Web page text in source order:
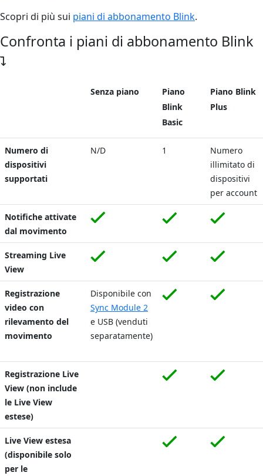
Scopri di più sui piani di abbonamento Blink.
Confronta i piani di abbonamento Blink
Senza piano
Piano
Blink
Basic
Piano Blink
Plus
Numero di
dispositivi
supportati
N/D 1
Numero
illimitato di
dispositivi
per account
Notifiche attivate
dal movimento
Streaming Live
View
Registrazione
video con
rilevamento del
movimento
Disponibile con
Sync Module 2
e USB (venduti
separatamente)
Registrazione Live
View (non include
le Live View
estese)
Live View estesa
(disponibile solo
per le